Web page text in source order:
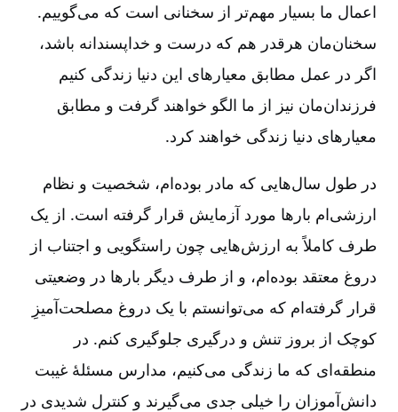
اعمال ما بسیار مهم‌تر از سخنانی است که می‌گوییم.
سخنان‌مان هرقدر هم که درست و خداپسندانه باشد،
اگر در عمل مطابق معیارهای این دنیا زندگی کنیم
فرزندان‌مان نیز از ما الگو خواهند گرفت و مطابق
معیارهای دنیا زندگی خواهند کرد.
در طول سال‌هایی که مادر بوده‌ام، شخصیت و نظام
ارزشی‌ام بارها مورد آزمایش قرار گرفته است. از یک
طرف کاملاً به ارزش‌هایی چون راستگویی و اجتناب از
دروغ معتقد بوده‌ام، و از طرف دیگر بارها در وضعیتی
قرار گرفته‌ام که می‌توانستم با یک دروغ مصلحت‌آمیزِ
کوچک از بروز تنش و درگیری جلوگیری کنم. در
منطقه‌ای که ما زندگی می‌کنیم، مدارس مسئلۀ غیبت
دانش‌آموزان را خیلی جدی می‌گیرند و کنترل شدیدی در